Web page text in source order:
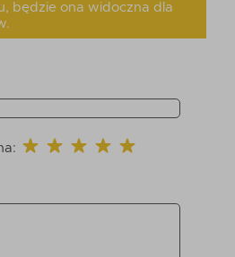
będzie ona widoczna dla